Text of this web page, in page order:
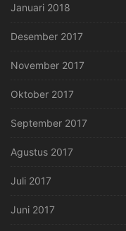
Januari 2018
Desember 2017
November 2017
Oktober 2017
September 2017
Agustus 2017
Juli 2017
Juni 2017